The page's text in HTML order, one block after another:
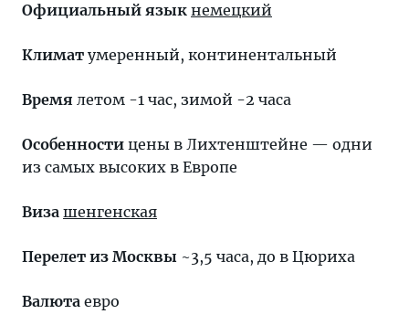
Официальный язык немецкий
Климат умеренный, континентальный
Время летом -1 час, зимой -2 часа
Особенности цены в Лихтенштейне — одни
из самых высоких в Европе
Виза шенгенская
Перелет из Москвы ~3,5 часа, до в Цюриха
Валюта евро